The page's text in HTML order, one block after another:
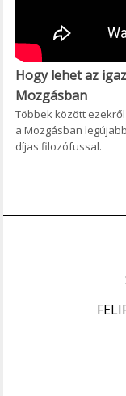
Hogy lehet az
Mozgásban
Többek között
a Mozgásban
díjas filozófussal.